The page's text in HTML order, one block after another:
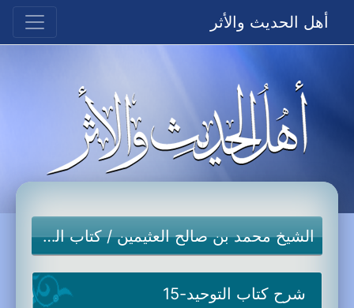
أهل الحديث والأثر
الشيخ محمد بن صالح العثيمين/كتاب التوحيد
شرح كتاب التوحيد-15